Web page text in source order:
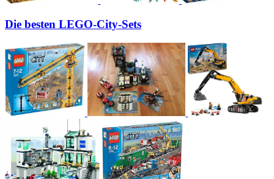
Die besten LEGO-City-Sets